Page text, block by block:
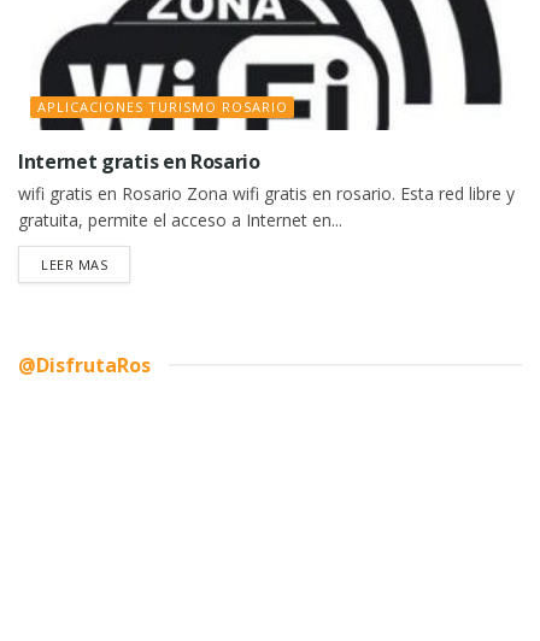
APLICACIONES TURISMO ROSARIO
Internet gratis en Rosario
wifi gratis en Rosario Zona wifi gratis en rosario. Esta red libre y
gratuita, permite el acceso a Internet en...
LEER MASDETAILS
@DisfrutaRos